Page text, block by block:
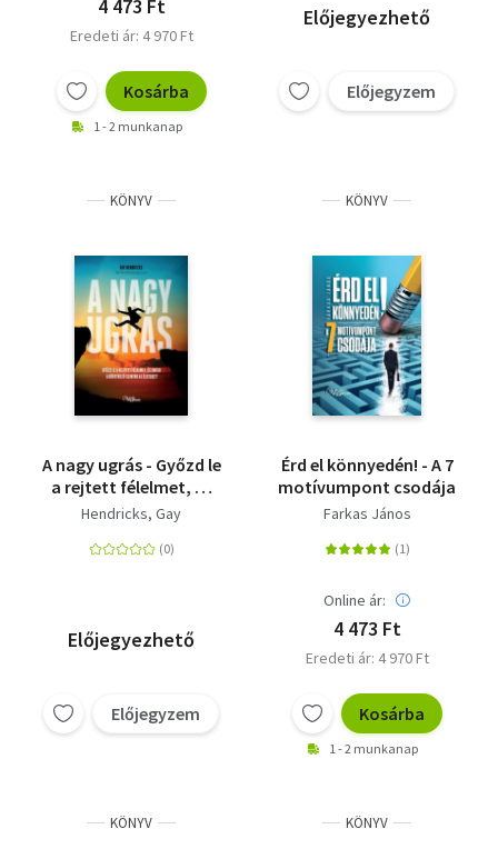
4 473 Ft
Eredeti ár: 4 970 Ft
Kosárba
1 - 2 munkanap
Előjegyezhető
Előjegyzem
KÖNYV
A nagy ugrás - Győzd le
a rejtett félelmet, és
emeld a következő
Hendricks, Gay
Előjegyezhető
Előjegyzem
KÖNYV
Érd el könnyedén! - A 7
motívumpont csodája
Farkas János
Online ár:
4 473 Ft
Eredeti ár: 4 970 Ft
Kosárba
1 - 2 munkanap
KÖNYV KÖNYV